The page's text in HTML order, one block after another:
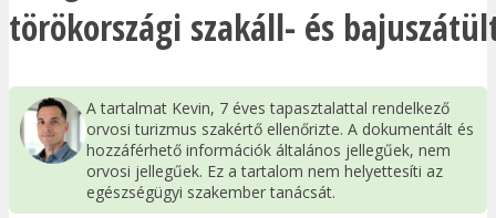
törökországi szakáll- és
A tartalmat Kevin, 7 éves tapasztalattal rendelkező
orvosi turizmus szakértő ellenőrizte. A dokumentált és
hozzáférhető információk általános jellegűek, nem
orvosi jellegűek. Ez a tartalom nem helyettesíti az
egészségügyi szakember tanácsát.